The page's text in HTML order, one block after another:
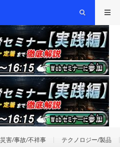
災害/事故/不祥事 テクノロジー/製品